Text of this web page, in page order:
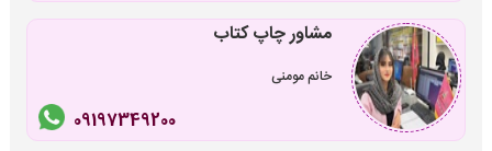
مشاور چاپ کتاب
خانم مومنی
09197349200